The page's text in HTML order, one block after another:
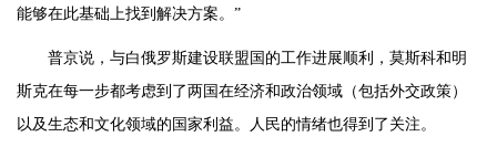
能够在此基础上找到解决方案。”
普京说，与白俄罗斯建设联盟国的工作进展顺利，莫斯科和明
斯克在每一步都考虑到了两国在经济和政治领域（包括外交政策）
以及生态和文化领域的国家利益。人民的情绪也得到了关注。